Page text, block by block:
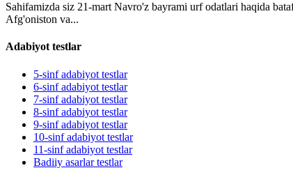
Sahifamizda siz 21-mart Navro'z bayrami urf odatlari haqida
Afg'oniston va...
Adabiyot testlar
5-sinf adabiyot testlar
6-sinf adabiyot testlar
7-sinf adabiyot testlar
8-sinf adabiyot testlar
9-sinf adabiyot testlar
10-sinf adabiyot testlar
11-sinf adabiyot testlar
Badiiy asarlar testlar